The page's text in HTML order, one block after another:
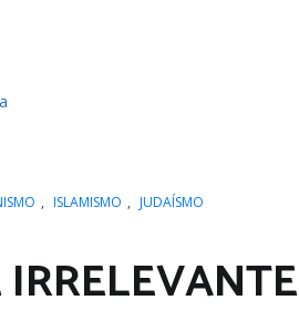
, ISLAMISMO , JUDAÍSMO
IRRELEVANTE